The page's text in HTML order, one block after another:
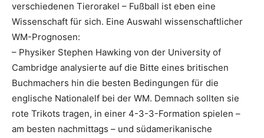
verschiedenen Tierorakel – Fußball ist eben eine
Wissenschaft für sich. Eine Auswahl wissenschaftlicher
WM-Prognosen:
– Physiker Stephen Hawking von der University of
Cambridge analysierte auf die Bitte eines britischen
Buchmachers hin die besten Bedingungen für die
englische Nationalelf bei der WM. Demnach sollten sie
rote Trikots tragen, in einer 4-3-3-Formation spielen –
am besten nachmittags – und südamerikanische